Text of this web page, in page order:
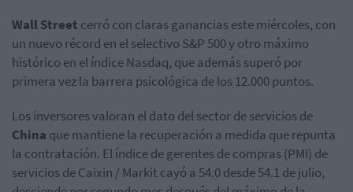
Wall Street cerró con claras ganancias este miércoles, con
un nuevo récord en el selectivo S&P 500 y otro máximo
histórico en el índice Nasdaq, que además superó por
primera vez la barrera psicológica de los 12.000 puntos.
Los inversores valoran el dato del sector de servicios de
China que mantiene la recuperación a medida que repunta
la contratación. El índice de gerentes de compras (PMI) de
servicios de Caixin / Markit cayó a 54.0 desde 54.1 de julio,